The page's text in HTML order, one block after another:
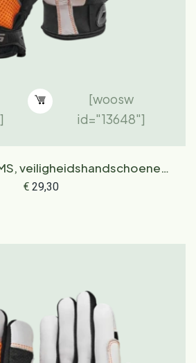
[woosw
id="13648"]
veiligheidshandschoenen,
maat XL
€29,30